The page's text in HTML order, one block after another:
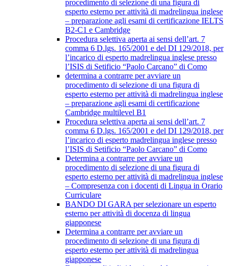
procedimento di selezione di una figura di
esperto esterno per attività di madrelingua inglese
– preparazione agli esami di certificazione IELTS
B2-C1 e Cambridge
Procedura selettiva aperta ai sensi dell’art. 7
comma 6 D.lgs. 165/2001 e del DI 129/2018, per
l’incarico di esperto madrelingua inglese presso
l’ISIS di Setificio “Paolo Carcano” di Como
determina a contrarre per avviare un
procedimento di selezione di una figura di
esperto esterno per attività di madrelingua inglese
– preparazione agli esami di certificazione
Cambridge multilevel B1
Procedura selettiva aperta ai sensi dell’art. 7
comma 6 D.lgs. 165/2001 e del DI 129/2018, per
l’incarico di esperto madrelingua inglese presso
l’ISIS di Setificio “Paolo Carcano” di Como
Determina a contrarre per avviare un
procedimento di selezione di una figura di
esperto esterno per attività di madrelingua inglese
– Compresenza con i docenti di Lingua in Orario
Curriculare
BANDO DI GARA per selezionare un esperto
esterno per attività di docenza di lingua
giapponese
Determina a contrarre per avviare un
procedimento di selezione di una figura di
esperto esterno per attività di madrelingua
giapponese